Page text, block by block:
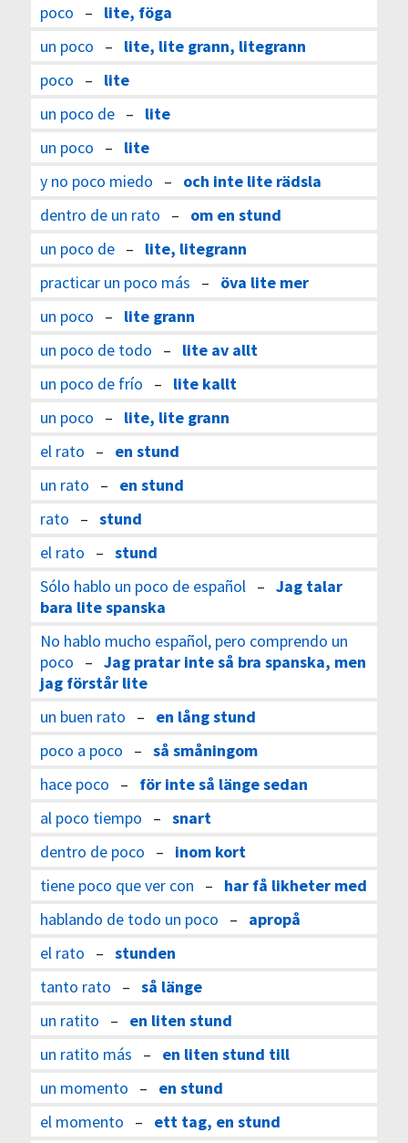
poco – lite, föga
un poco – lite, lite grann, litegrann
poco – lite
un poco de– lite
un poco – lite
y no poco miedo – och inte lite rädsla
dentro de un rato – om en stund
un poco de– lite, litegrann
practicar un poco más – öva lite mer
un poco – lite grann
un poco de todo – lite av allt
un poco de frío – lite kallt
un poco – lite, lite grann
el rato – en stund
un rato – en stund
rato – stund
el rato – stund
Sólo hablo un poco de español– Jag talar
bara lite spanska
No hablo mucho español, pero comprendo un
poco – Jag pratar inte så bra spanska, men
jag förstår lite
un buen rato – en lång stund
poco a poco – så småningom
hace poco – för inte så länge sedan
al poco tiempo – snart
dentro de poco – inom kort
tiene poco que ver con – har få likheter med
hablando de todo un poco – apropå
el rato – stunden
tanto rato – så länge
un ratito – en liten stund
un ratito más – en liten stund till
un momento – en stund
el momento – ett tag, en stund